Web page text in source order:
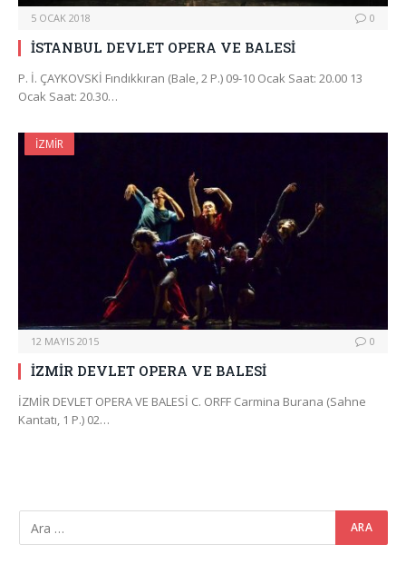
5 OCAK 2018 0
İSTANBUL DEVLET OPERA VE BALESİ
P. İ. ÇAYKOVSKİ Fındıkkıran (Bale, 2 P.) 09-10 Ocak Saat: 20.00 13
Ocak Saat: 20.30…
İZMIR
12 MAYIS 2015 0
İZMİR DEVLET OPERA VE BALESİ
İZMİR DEVLET OPERA VE BALESİ C. ORFF Carmina Burana (Sahne
Kantatı, 1 P.) 02…